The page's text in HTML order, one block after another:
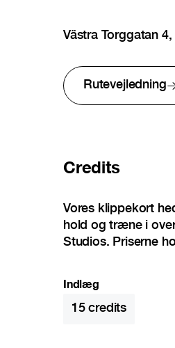
Västra Torggatan
Rutevejledning
Credits
Vores klippekort
hold og træne i
Studios. Priserne
Indlæg
15credits